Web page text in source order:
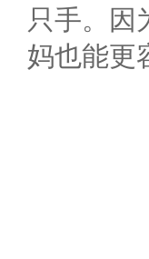
只手。因
妈也能更